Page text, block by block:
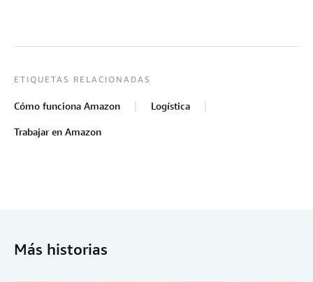
ETIQUETAS RELACIONADAS
Cómo funciona Amazon Logística
Trabajar en Amazon
Más historias